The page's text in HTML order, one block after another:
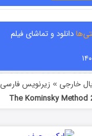
دانلود و تماشای فیلم
خارجی » زیرنویس فارسی